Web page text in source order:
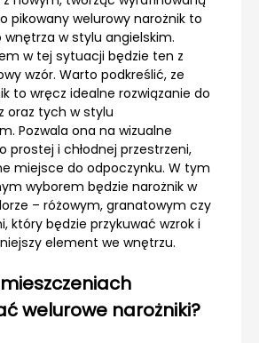
pikowany welurowy narożnik to
wnętrza w stylu angielskim.
w tej sytuacji będzie ten z
wzór. Warto podkreślić, ze
to wręcz idealne rozwiązanie do
oraz tych w stylu
Pozwala ona na wizualne
prostej i chłodnej przestrzeni,
miejsce do odpoczynku. W tym
wyborem będzie narożnik w
– różowym, granatowym czy
który będzie przykuwać wzrok i
element we wnętrzu.
welurowe narożniki?